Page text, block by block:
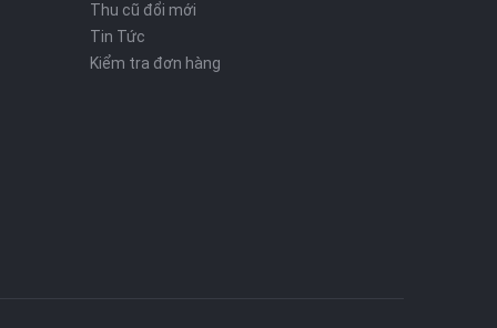
Thu cũ đổi mới
Tin Tức
Kiểm tra đơn hàng